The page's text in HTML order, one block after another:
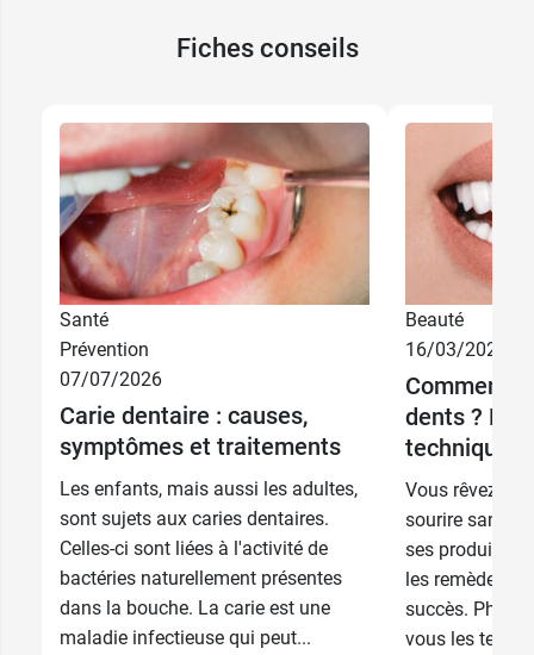
75 ml 6,49 €
2 x 75 ml 10,14 €
Fiches conseils
Santé
Prévention
07/07/2026
Carie dentaire : causes,
symptômes et traitements
Les enfants, mais aussi les adultes,
sont sujets aux caries dentaires.
Celles-ci sont liées à l'activité de
bactéries naturellement présentes
dans la bouche. La carie est une
maladie infectieuse qui peut...
Beauté
16/03/2026
Comment
dents ?
techniques
Vous rêvez de
sourire sans
ses produits
les remèdes
succès.
vous les